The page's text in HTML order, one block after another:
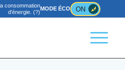
consommation
d'énergie.(?)
MODE ÉCO ON